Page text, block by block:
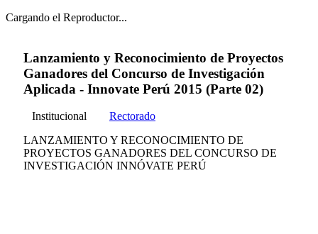
Cargando el Reproductor...
Lanzamiento y Reconocimiento de Proyectos
Ganadores del Concurso de Investigación
Aplicada - Innovate Perú 2015 (Parte 02)
Institucional
Rectorado
LANZAMIENTO Y RECONOCIMIENTO DE
PROYECTOS GANADORES DEL CONCURSO DE
INVESTIGACIÓN INNÓVATE PERÚ